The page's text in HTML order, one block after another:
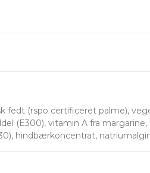
fedt (rspo certificeret palme),
(E300), vitamin A fra
hindbærkoncentrat,